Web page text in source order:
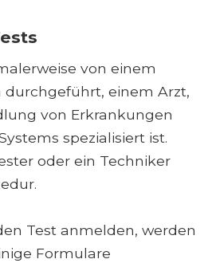
von einem
durchgeführt, einem Arzt,
von Erkrankungen
spezialisiert ist.
oder ein Techniker
Test anmelden, werden
Formulare